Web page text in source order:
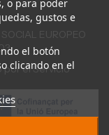
o para poder
gustos e
el botón
clicando en el
EUROPEO
por el Servicio